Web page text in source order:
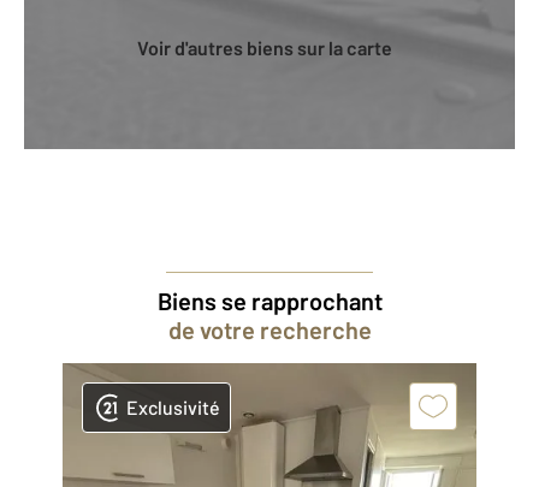
Voir d'autres biens sur la carte
Biens se rapprochant
de votre recherche
Exclusivité